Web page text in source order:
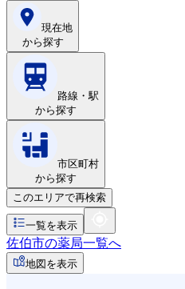
現在地
から探す
路線・駅
から探す
市区町村
から探す
このエリアで再検索
一覧を表示
佐伯市の薬局一覧へ
地図を表示